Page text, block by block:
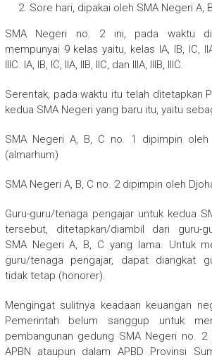
Sore hari, dipakai oleh SMA Negeri A,
SMA Negeri no. 2 ini, pada waktu
mempunyai 9 kelas yaitu, kelas IA, IB, IC,
IIIC. IA, IB, IC, IIA, IIB, IIC, dan IIIA, IIIB, IIIC.
Serentak, pada waktu itu telah ditetapkan
kedua SMA Negeri yang baru itu, yaitu
SMA Negeri A, B, C no. 1 dipimpin oleh
(almarhum)
SMA Negeri A, B, C no. 2 dipimpin oleh
Guru-guru/tenaga pengajar untuk kedua
tersebut, ditetapkan/diambil dari guru-
SMA Negeri A, B, C yang lama. Untuk
guru/tenaga pengajar, dapat diangkat
tidak tetap (honorer).
Mengingat sulitnya keadaan keuangan
Pemerintah belum sanggup untuk
pembangunan gedung SMA Negeri no. 2
APBN ataupun dalam APBD Provinsi